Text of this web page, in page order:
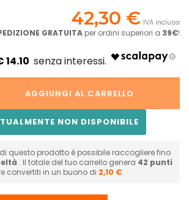
42,30 € IVA inclusa
GRATUITA per ordini superiori a 39€!
14.10
AGGIUNGI AL CARRELLO
NON DISPONIBILE
questo prodotto è possibile raccogliere fino
. Il totale del tuo carrello genera 42 punti
convertiti in un buono di 2,10 €.